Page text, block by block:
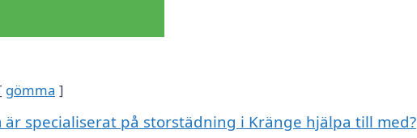
gömma
specialiserat på storstädning i Kränge hjälpa till med?